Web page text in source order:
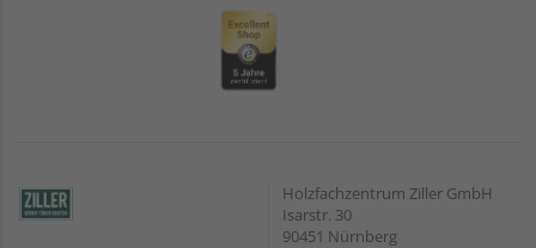
Holzfachzentrum Ziller GmbH
Isarstr. 30
90451 Nürnberg